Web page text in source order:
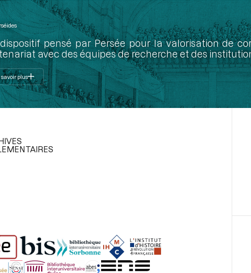
pensé par Persée pour la valorisation de
avec des équipes de recherche et des
savoir plus